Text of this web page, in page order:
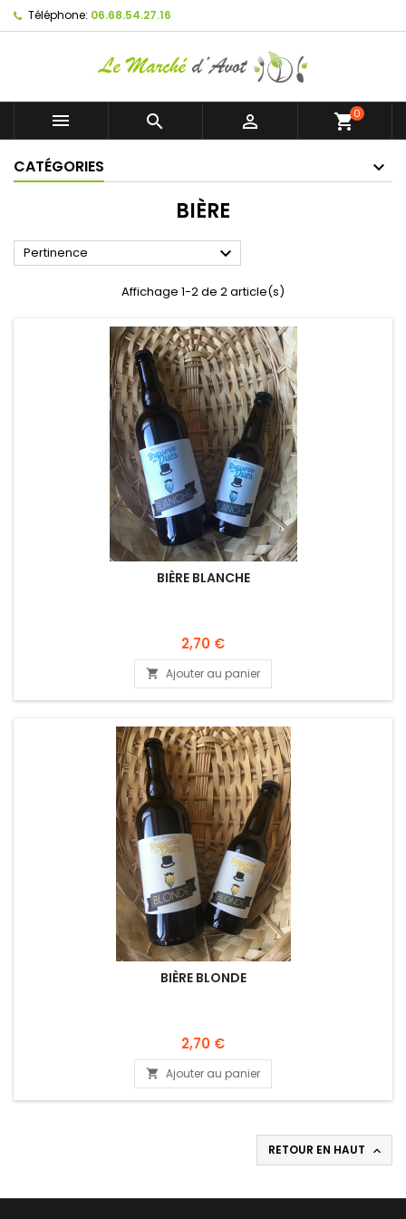
Téléphone: 06.68.54.27.16
   shopping_cart0
CATÉGORIES
BIÈRE
Pertinence 
Affichage 1-2 de 2 article(s)
BIÈRE BLANCHE
Prix
2,70 €
 Ajouter au panier
BIÈRE BLONDE
Prix
2,70 €
 Ajouter au panier
RETOUR EN HAUT 